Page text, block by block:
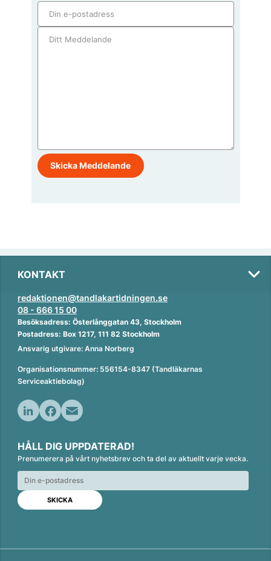
KONTAKT
redaktionen@tandlakartidningen.se
08 - 666 15 00
Besöksadress: Österlånggatan 43, Stockholm
Postadress: Box 1217, 111 82 Stockholm
Ansvarig utgivare: Anna Norberg
Organisationsnummer: 556154-8347 (Tandläkarnas
Serviceaktiebolag)
n
k
e
d
n
c
e
b
o
o
k
a
i
l
HÅLL DIG UPPDATERAD!
Prenumerera på vårt nyhetsbrev och ta del av aktuellt varje vecka.